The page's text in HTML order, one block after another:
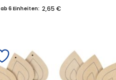
ab 6 Einheiten: 2,65 €